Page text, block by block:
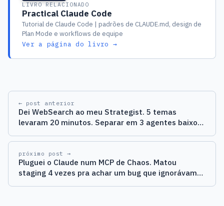
LIVRO RELACIONADO
Practical Claude Code
Tutorial de Claude Code | padrões de CLAUDE.md, design de
Plan Mode e workflows de equipe
Ver a página do livro →
← post anterior
Dei WebSearch ao meu Strategist. 5 temas
levaram 20 minutos. Separar em 3 agentes baixou
próximo post →
Pluguei o Claude num MCP de Chaos. Matou
staging 4 vezes pra achar um bug que ignorávamos